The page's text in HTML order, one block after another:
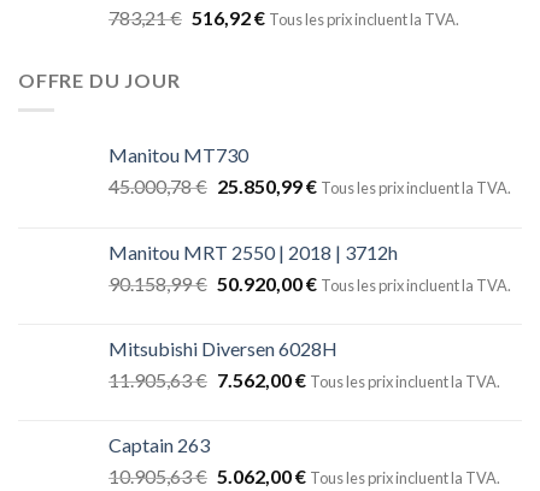
783,21€ 516,92€ Tous les prix incluent la TVA.
OFFRE DU JOUR
Manitou MT730
45.000,78€ 25.850,99€ Tous les prix incluent la TVA.
Manitou MRT 2550 | 2018 | 3712h
90.158,99€ 50.920,00€ Tous les prix incluent la TVA.
Mitsubishi Diversen 6028H
11.905,63€ 7.562,00€ Tous les prix incluent la TVA.
Captain 263
10.905,63€ 5.062,00€ Tous les prix incluent la TVA.